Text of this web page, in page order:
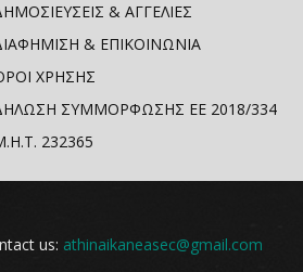
& ΑΓΓΕΛΙΕΣ
& ΕΠΙΚΟΙΝΩΝΙΑ
ΧΡΗΣΗΣ
ΣΥΜΜΟΡΦΩΣΗΣ ΕΕ 2018/334
232365
us: athinaikaneasec@gmail.com